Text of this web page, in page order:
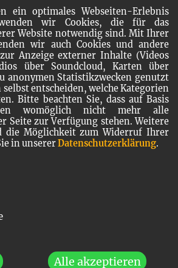
ein optimales Webseiten-Erlebnis
wir Cookies, die für das
Website notwendig sind. Mit Ihrer
wir auch Cookies und andere
Anzeige externer Inhalte (Videos
über Soundcloud, Karten über
anonymen Statistikzwecken genutzt
entscheiden, welche Kategorien
Bitte beachten Sie, dass auf Basis
womöglich nicht mehr alle
Seite zur Verfügung stehen. Weitere
die Möglichkeit zum Widerruf Ihrer
in unsererDatenschutzerklärung.
Alle akzeptieren